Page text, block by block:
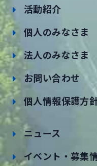
活動紹介
個人のみなさま
法人のみなさま
お問い合わせ
個人情報保護方
ニュース
イベント・募集